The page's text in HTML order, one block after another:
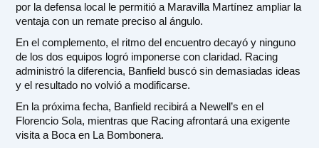
por la defensa local le permitió a Maravilla Martínez ampliar la
ventaja con un remate preciso al ángulo.
En el complemento, el ritmo del encuentro decayó y ninguno
de los dos equipos logró imponerse con claridad. Racing
administró la diferencia, Banfield buscó sin demasiadas ideas
y el resultado no volvió a modificarse.
En la próxima fecha, Banfield recibirá a Newell’s en el
Florencio Sola, mientras que Racing afrontará una exigente
visita a Boca en La Bombonera.